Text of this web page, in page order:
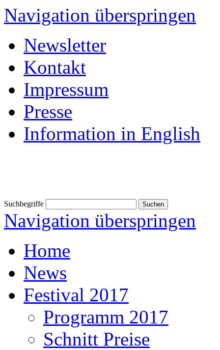
Navigation überspringen
Newsletter
Kontakt
Impressum
Presse
Information in English
Suchbegriffe
Navigation überspringen
Home
News
Festival 2017
Programm 2017
Schnitt Preise